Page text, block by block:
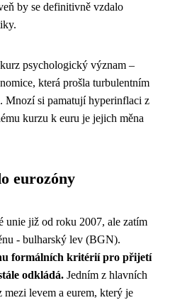
by se definitivně vzdalo
psychologický význam –
která prošla turbulentním
Mnozí si pamatují hyperinflaci z
kurzu k euru je jejich měna
eurozóny
unie již od roku 2007, ale zatím
- bulharský lev (BGN).
formálních kritérií pro přijetí
odkládá. Jedním z hlavních
levem a eurem, který je